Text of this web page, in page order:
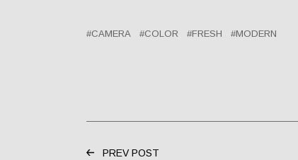
CAMERA COLOR FRESH MODERN
PREV POST